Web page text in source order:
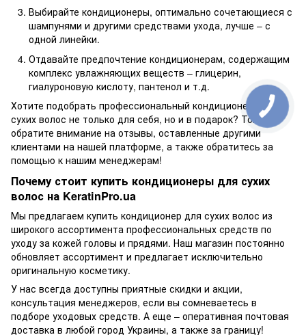
Выбирайте кондиционеры, оптимально сочетающиеся с
шампунями и другими средствами ухода, лучше – с
одной линейки.
Отдавайте предпочтение кондиционерам, содержащим
комплекс увлажняющих веществ – глицерин,
гиалуроновую кислоту, пантенол и т.д.
Хотите подобрать профессиональный кондиционер для
сухих волос не только для себя, но и в подарок? Тогда
обратите внимание на отзывы, оставленные другими
клиентами на нашей платформе, а также обратитесь за
помощью к нашим менеджерам!
Почему стоит купить кондиционеры для сухих
волос на KeratinPro.ua
Мы предлагаем купить кондиционер для сухих волос из
широкого ассортимента профессиональных средств по
уходу за кожей головы и прядями. Наш магазин постоянно
обновляет ассортимент и предлагает исключительно
оригинальную косметику.
У нас всегда доступны приятные скидки и акции,
консультация менеджеров, если вы сомневаетесь в
подборе уходовых средств. А еще – оперативная почтовая
доставка в любой город Украины, а также за границу!